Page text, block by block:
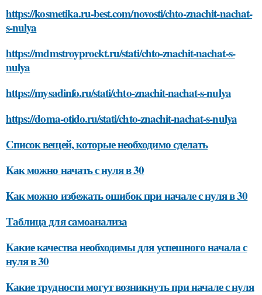
https://kosmetika.ru-best.com/novosti/chto-znachit-nachat-
s-nulya
https://mdmstroyproekt.ru/stati/chto-znachit-nachat-s-
nulya
https://mysadinfo.ru/stati/chto-znachit-nachat-s-nulya
https://doma-otido.ru/stati/chto-znachit-nachat-s-nulya
Список вещей, которые необходимо сделать
Как можно начать с нуля в 30
Как можно избежать ошибок при начале с нуля в 30
Таблица для самоанализа
Какие качества необходимы для успешного начала с
нуля в 30
Какие трудности могут возникнуть при начале с нуля